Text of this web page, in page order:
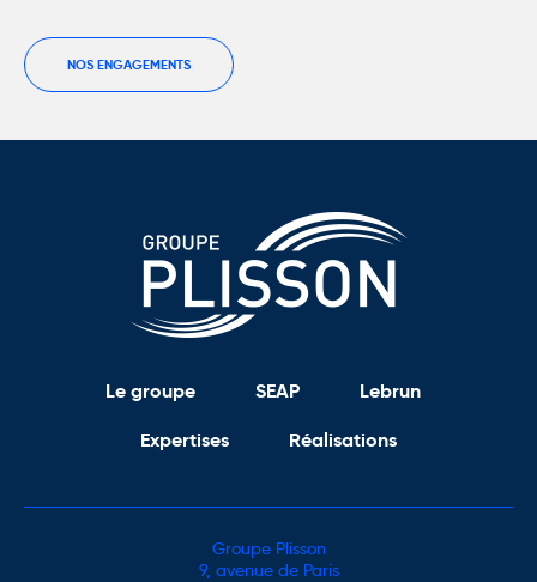
NOS ENGAGEMENTS
Groupe Plisson
9, avenue de Paris
Le groupe SEAP
Lebrun
Expertises
Réalisations